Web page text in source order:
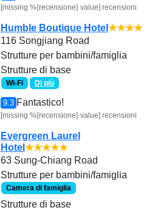
[missing %{recensione} value] recensioni
Humble Boutique Hotel ★★★★
116 Songjiang Road
Strutture per bambini/famiglia
Strutture di base
Wi-Fi Di più
9.3 Fantastico!
[missing %{recensione} value] recensioni
Evergreen Laurel
Hotel ★★★★★
63 Sung-Chiang Road
Strutture per bambini/famiglia
Camera di famiglia
Strutture di base